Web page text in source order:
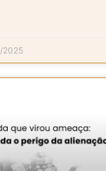
2025